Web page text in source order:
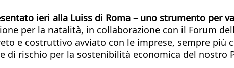
ieri alla Luiss di Roma – uno strumento per
per la natalità, in collaborazione con il Forum
e costruttivo avviato con le imprese, sempre più
rischio per la sostenibilità economica del nostro